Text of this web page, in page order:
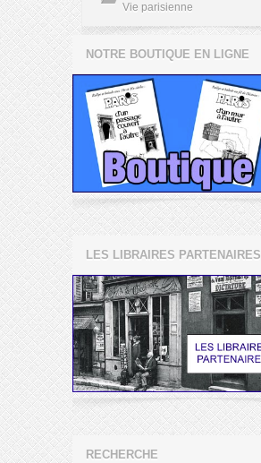
Vie parisienne
NOTRE BOUTIQUE EN LIGNE
LES LIBRAIRES PARTENAIRES
RECHERCHE